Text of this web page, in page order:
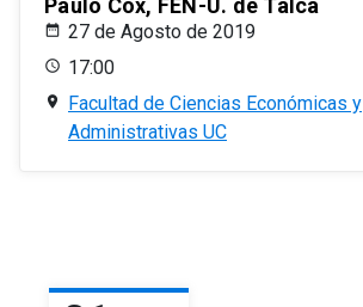
Paulo Cox, FEN-U. de Talca
27 de Agosto de 2019
17:00
Facultad de Ciencias Económicas y
Administrativas UC